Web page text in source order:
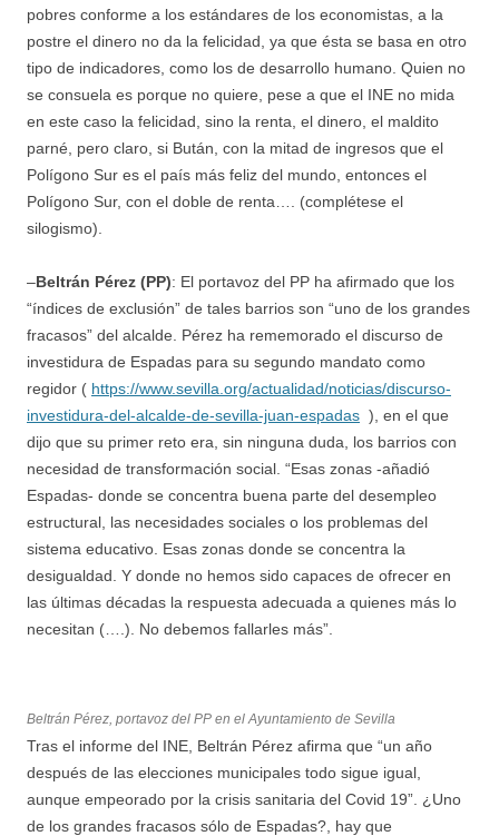
pobres conforme a los estándares de los economistas, a la
postre el dinero no da la felicidad, ya que ésta se basa en otro
tipo de indicadores, como los de desarrollo humano. Quien no
se consuela es porque no quiere, pese a que el INE no mida
en este caso la felicidad, sino la renta, el dinero, el maldito
parné, pero claro, si Bután, con la mitad de ingresos que el
Polígono Sur es el país más feliz del mundo, entonces el
Polígono Sur, con el doble de renta…. (complétese el
silogismo).
–Beltrán Pérez (PP): El portavoz del PP ha afirmado que los
“índices de exclusión” de tales barrios son “uno de los grandes
fracasos” del alcalde. Pérez ha rememorado el discurso de
investidura de Espadas para su segundo mandato como
regidor ( https://www.sevilla.org/actualidad/noticias/discurso-
investidura-del-alcalde-de-sevilla-juan-espadas ), en el que
dijo que su primer reto era, sin ninguna duda, los barrios con
necesidad de transformación social. “Esas zonas -añadió
Espadas- donde se concentra buena parte del desempleo
estructural, las necesidades sociales o los problemas del
sistema educativo. Esas zonas donde se concentra la
desigualdad. Y donde no hemos sido capaces de ofrecer en
las últimas décadas la respuesta adecuada a quienes más lo
necesitan (….). No debemos fallarles más”.
Beltrán Pérez, portavoz del PP en el Ayuntamiento de Sevilla
Tras el informe del INE, Beltrán Pérez afirma que “un año
después de las elecciones municipales todo sigue igual,
aunque empeorado por la crisis sanitaria del Covid 19”. ¿Uno
de los grandes fracasos sólo de Espadas?, hay que